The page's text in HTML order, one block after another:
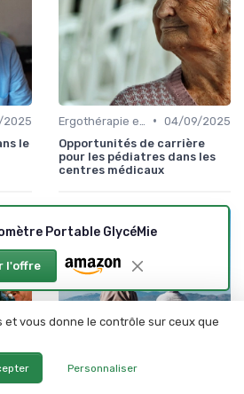
le
• 04/09/2025
Opportunités de carrière
pour les pédiatres dans les
centres médicaux
Portable GlycéMie
l'offre
et vous donne le contrôle sur ceux que
Personnaliser